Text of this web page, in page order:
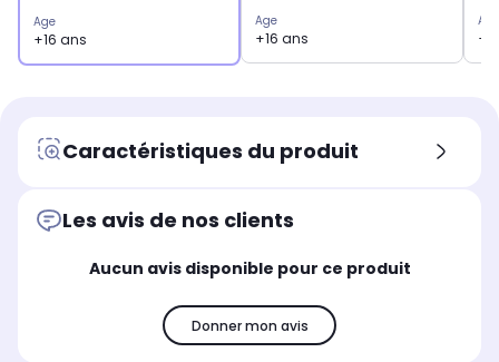
Age
+16 ans
Age
+16 ans
Age
Caractéristiques du produit
Les avis de nos clients
Aucun avis disponible pour ce produit
Donner mon avis